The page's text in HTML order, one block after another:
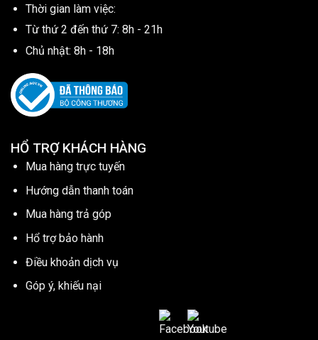
Thời gian làm việc:
Từ thứ 2 đến thứ 7: 8h - 21h
Chủ nhật: 8h - 18h
HỔ TRỢ KHÁCH HÀNG
Mua hàng trực tuyến
Hướng dẫn thanh toán
Mua hàng trả góp
Hổ trợ bảo hành
Điều khoản dịch vụ
Góp ý, khiếu nại